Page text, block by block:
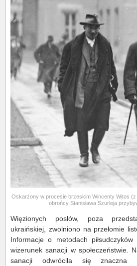
Oskarżony w procesie brzeskim Wincenty Witos
obrońcy Stanisława Szurleja
Więzionych posłów, poza
ukraińskiej, zwolniono na przełomie
Informacje o metodach piłsudczyków
wizerunek sanacji w społeczeństwie.
sanacji odwróciła się znaczna